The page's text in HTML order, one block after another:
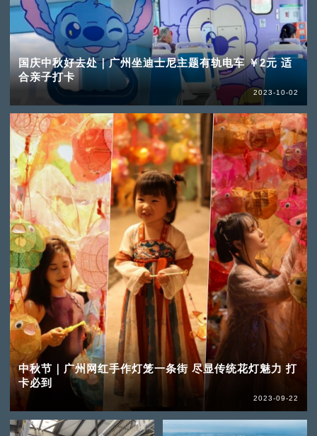
国庆中秋好去处｜广州坐迪士尼主题有轨电车 ￥2元 适
合亲子打卡
2023-10-02
中秋节｜广州网红手作灯笼一条街 尽显传统花灯魅力 打
卡必到
2023-09-22